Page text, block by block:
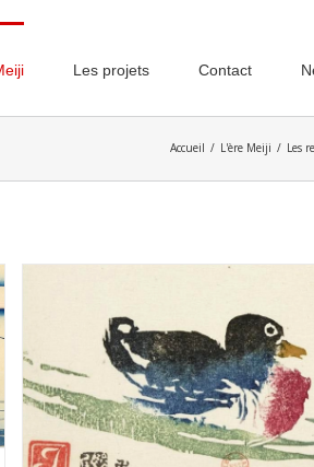
Les projets Contact
Accueil / L'ère Meiji / Les